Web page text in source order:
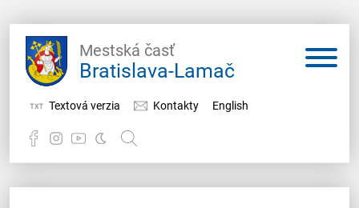
Mestská časť
Bratislava-Lamač
Textová verzia Kontakty English